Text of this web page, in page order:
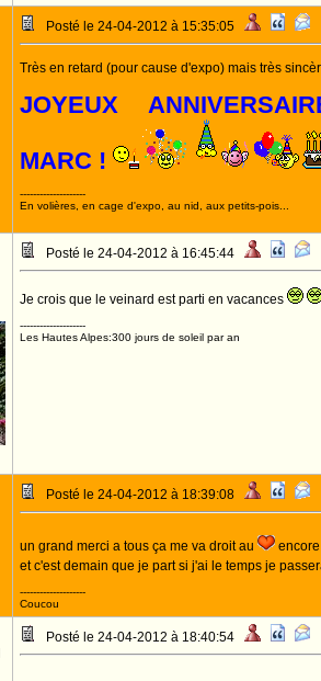
Posté le 24-04-2012 à 15:35:05
Très en retard (pour cause d'expo) mais très
JOYEUX
MARC !
--------------------
En volières, en cage d'expo, au nid, aux petits-pois...
Posté le 24-04-2012 à 16:45:44
Je crois que le veinard est parti en vacances
--------------------
Les Hautes Alpes:300 jours de soleil par an
Posté le 24-04-2012 à 18:39:08
un grand merci a tous ça me va droit au
et c'est demain que je part si j'ai le temps je
--------------------
Coucou
Posté le 24-04-2012 à 18:40:54